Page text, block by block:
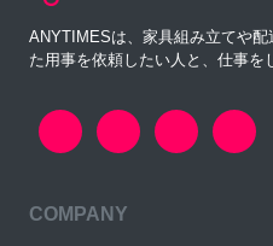
ANYTIMESは、家具組み立てや
た用事を依頼したい人と、仕事を
COMPANY